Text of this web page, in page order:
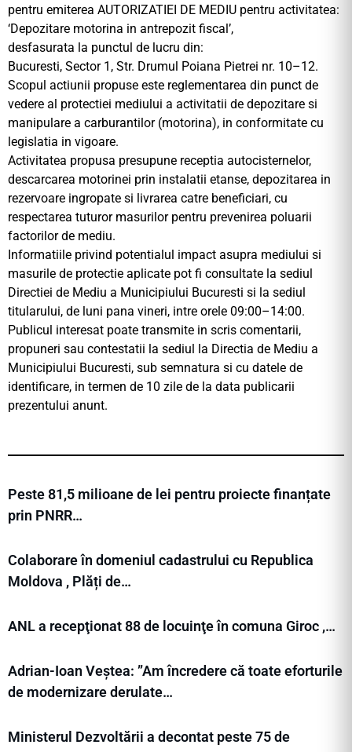
pentru emiterea AUTORIZATIEI DE MEDIU pentru activitatea:
‘Depozitare motorina in antrepozit fiscal’,
desfasurata la punctul de lucru din:
Bucuresti, Sector 1, Str. Drumul Poiana Pietrei nr. 10–12.
Scopul actiunii propuse este reglementarea din punct de
vedere al protectiei mediului a activitatii de depozitare si
manipulare a carburantilor (motorina), in conformitate cu
legislatia in vigoare.
Activitatea propusa presupune receptia autocisternelor,
descarcarea motorinei prin instalatii etanse, depozitarea in
rezervoare ingropate si livrarea catre beneficiari, cu
respectarea tuturor masurilor pentru prevenirea poluarii
factorilor de mediu.
Informatiile privind potentialul impact asupra mediului si
masurile de protectie aplicate pot fi consultate la sediul
Directiei de Mediu a Municipiului Bucuresti si la sediul
titularului, de luni pana vineri, intre orele 09:00–14:00.
Publicul interesat poate transmite in scris comentarii,
propuneri sau contestatii la sediul la Directia de Mediu a
Municipiului Bucuresti, sub semnatura si cu datele de
identificare, in termen de 10 zile de la data publicarii
prezentului anunt.
Peste 81,5 milioane de lei pentru proiecte finanțate
prin PNRR…
Colaborare în domeniul cadastrului cu Republica
Moldova , Plăți de…
ANL a recepţionat 88 de locuinţe în comuna Giroc ,…
Adrian-Ioan Veștea: ”Am încredere că toate eforturile
de modernizare derulate…
Ministerul Dezvoltării a decontat peste 75 de